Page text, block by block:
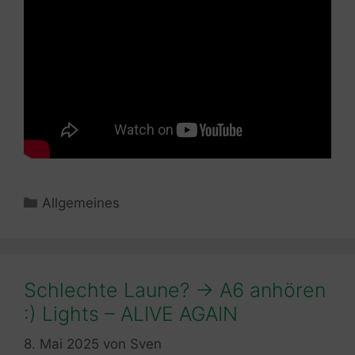
Kategorien
Allgemeines
Schlechte Laune? -> A6 anhören
:) Lights – ALIVE AGAIN
8. Mai 2025 von Sven